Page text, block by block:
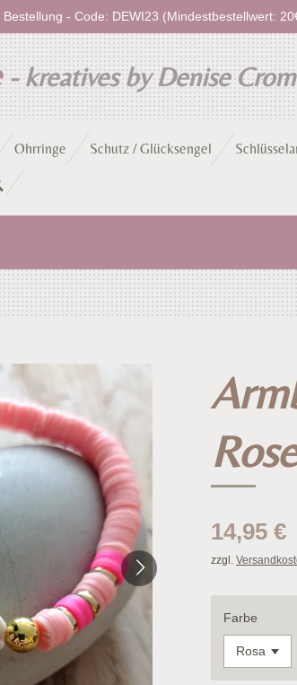
- Code: DEWI23 (Mindestbestellwert:
- kreatives by Denise
Ohrringe Schutz / Glücksengel
14,95 €
zzgl.
Farbe